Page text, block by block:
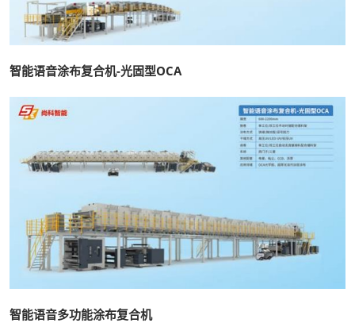
智能语音涂布复合机-光固型OCA
智能语音多功能涂布复合机